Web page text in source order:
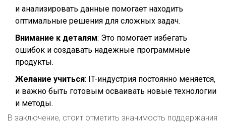
и анализировать данные помогает находить
оптимальные решения для сложных задач.
Внимание к деталям: Это помогает избегать
ошибок и создавать надежные программные
продукты.
Желание учиться: IT-индустрия постоянно меняется,
и важно быть готовым осваивать новые технологии
и методы.
В заключение, стоит отметить значимость поддержания